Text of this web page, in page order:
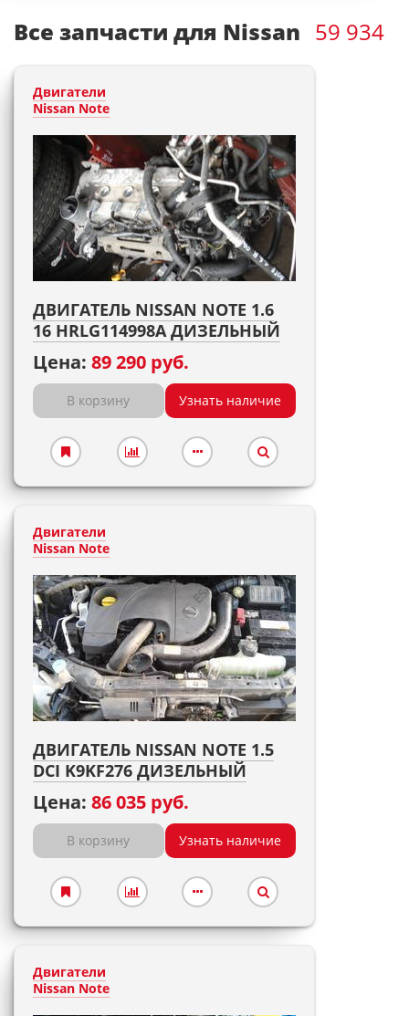
Все запчасти для Nissan 59 934
Двигатели
Nissan Note
ДВИГАТЕЛЬ NISSAN NOTE 1.6
16 HRLG114998A ДИЗЕЛЬНЫЙ
Цена: 89 290 руб.
В корзину Узнать наличие
Двигатели
Nissan Note
ДВИГАТЕЛЬ NISSAN NOTE 1.5
DCI K9KF276 ДИЗЕЛЬНЫЙ
Цена: 86 035 руб.
В корзину Узнать наличие
Двигатели
Nissan Note